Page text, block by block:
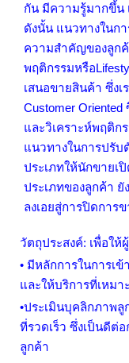
กัน มีความรู้มากขึ้น
ดังนั้น แนวทางในก
ความสำคัญของลูก
พฤติกรรมหรือ
เสนอขายสินค้า ซึ่งเ
Customer Oriented
และวิเคราะห์พฤติก
แนวทางในการปรับ
ประเภทให้นักขายเ
ประเภทของลูกค้า
ลงเอยสู่การปิดการ
วัตถุประสงค์: เพื่อใ
• มีหลักการในการเ
และให้บริการที่เหม
•ประเมินบุคลิกภาพลู
ที่รวดเร็ว ซึ่งเป็นดีต่
ลูกค้า